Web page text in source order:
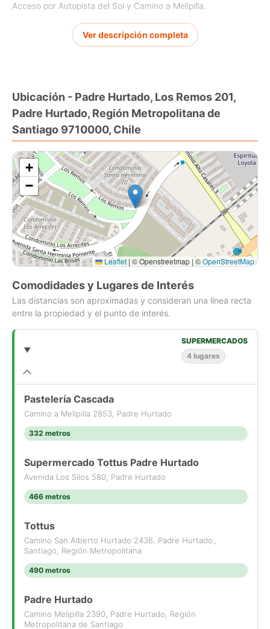
Acceso por Autopista del Sol y Camino a Melipilla.
Descripción de la propiedad:
Primer piso: living-comedor con aire acondicionado, cocina
completo.
La propiedad dispone de un amplio terreno 290 mts2.
Antejardín y estacionamiento para 3 vehículos.
Condominio con conserjería , acceso controlado, cámaras de
vigilancia, cerco eléctrico, áreas verdes ,zona de juego para
niños y estacionamientos de visitas.
Gastos comunes aproximados $60.000.-
Valor venta UF 5.650.- más 2 % comisión corredor.
Lugar ideal para vivir y disfrutar en familia.
No dejes de visitar esta maravillosa propiedad. -
P202664896ST
Ver descripción completa
Ubicación - Padre Hurtado, Los Remos 201,
Padre Hurtado, Región Metropolitana de
Santiago 9710000, Chile
+
−
Leaflet | © Openstreetmap | ©OpenStreetMap
Comodidades y Lugares de Interés
Las distancias son aproximadas y consideran una línea recta
entre la propiedad y el punto de interés.
SUPERMERCADOS
4 lugares
Pastelería Cascada
Camino a Melipilla 2853, Padre Hurtado
332 metros
Supermercado Tottus Padre Hurtado
Avenida Los Silos 580, Padre Hurtado
466 metros
Tottus
Camino San Alberto Hurtado 2436, Padre Hurtado.,
Santiago, Región Metropolitana
490 metros
Padre Hurtado
Camino Melipilla 2390, Padre Hurtado, Región
Metropolitana de Santiago